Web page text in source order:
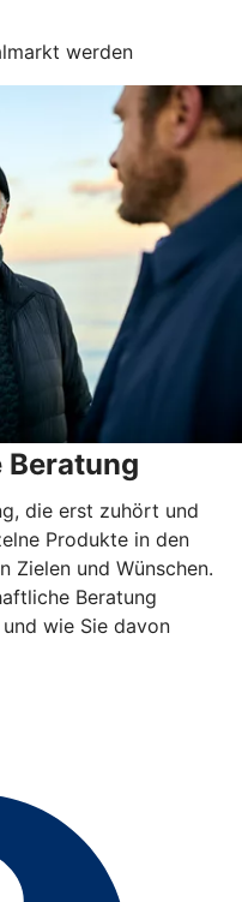
werden
Beratung
die erst zuhört und
Produkte in den
Zielen und Wünschen.
Beratung
wie Sie davon